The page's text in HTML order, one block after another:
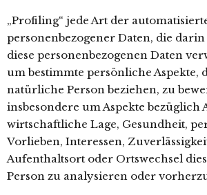
„Profiling“ jede Art der
personenbezogener Daten, die darin
diese personenbezogenen Daten
um bestimmte persönliche Aspekte,
natürliche Person beziehen, zu
insbesondere um Aspekte bezüglich
wirtschaftliche Lage, Gesundheit,
Vorlieben, Interessen,
Aufenthaltsort oder Ortswechsel
Person zu analysieren oder